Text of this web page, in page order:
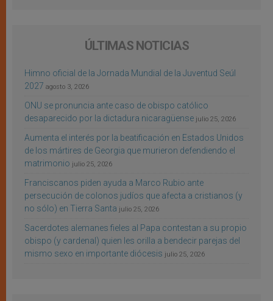
ÚLTIMAS NOTICIAS
Himno oficial de la Jornada Mundial de la Juventud Seúl
2027 agosto 3, 2026
ONU se pronuncia ante caso de obispo católico
desaparecido por la dictadura nicaragüense julio 25, 2026
Aumenta el interés por la beatificación en Estados Unidos
de los mártires de Georgia que murieron defendiendo el
matrimonio julio 25, 2026
Franciscanos piden ayuda a Marco Rubio ante
persecución de colonos judíos que afecta a cristianos (y
no sólo) en Tierra Santa julio 25, 2026
Sacerdotes alemanes fieles al Papa contestan a su propio
obispo (y cardenal) quien les orilla a bendecir parejas del
mismo sexo en importante diócesis julio 25, 2026